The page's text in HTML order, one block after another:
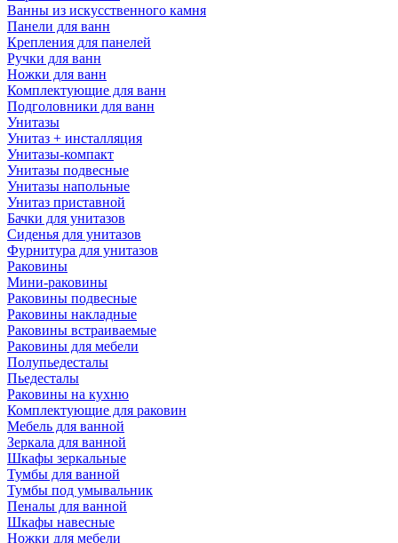
Ванны из искусственного камня
Панели для ванн
Крепления для панелей
Ручки для ванн
Ножки для ванн
Комплектующие для ванн
Подголовники для ванн
Унитазы
Унитаз + инсталляция
Унитазы-компакт
Унитазы подвесные
Унитазы напольные
Унитаз приставной
Бачки для унитазов
Сиденья для унитазов
Фурнитура для унитазов
Раковины
Мини-раковины
Раковины подвесные
Раковины накладные
Раковины встраиваемые
Раковины для мебели
Полупьедесталы
Пьедесталы
Раковины на кухню
Комплектующие для раковин
Мебель для ванной
Зеркала для ванной
Шкафы зеркальные
Тумбы для ванной
Тумбы под умывальник
Пеналы для ванной
Шкафы навесные
Ножки для мебели